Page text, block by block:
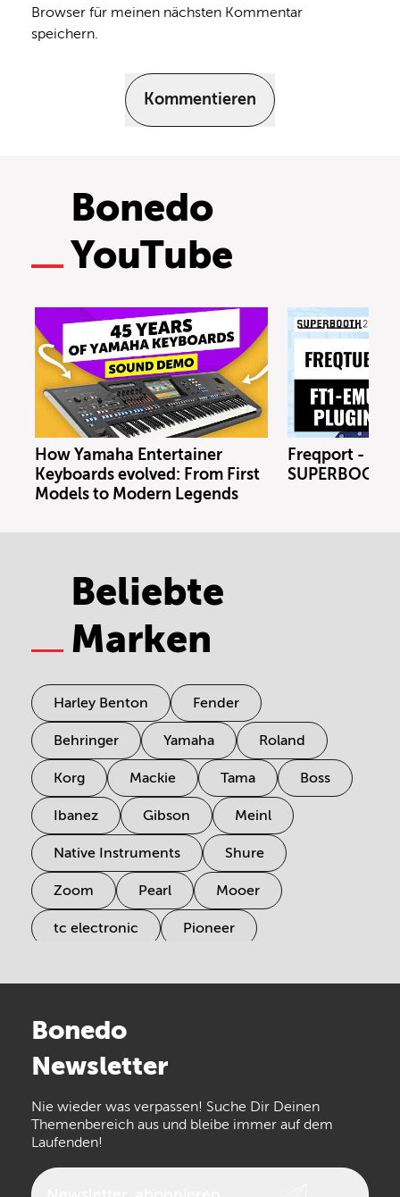
Browser für meinen nächsten Kommentar
speichern.
Kommentieren
Bonedo
YouTube
How Yamaha Entertainer
Keyboards evolved: From First
Models to Modern Legends
Freqport -
Beliebte
Marken
Harley Benton Fender
Behringer Yamaha Roland
Korg Mackie Tama Boss
Ibanez Gibson Meinl
Native Instruments Shure
Zoom Pearl Mooer
tc electronic Pioneer
Arturia
the t.bone
Walrus Audio Epiphone
Bonedo
Newsletter
Nie wieder was verpassen! Suche Dir Deinen
Themenbereich aus und bleibe immer auf dem
Laufenden!